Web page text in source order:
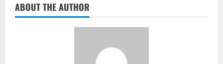
ABOUT THE AUTHOR